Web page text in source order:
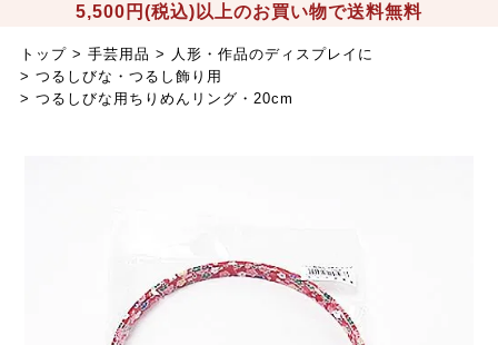
5,500円(税込)以上のお買い物で送料無料
トップ 手芸用品
人形・作品のディスプレイに
つるしびな・つるし飾り用
つるしびな用ちりめんリング・20cm